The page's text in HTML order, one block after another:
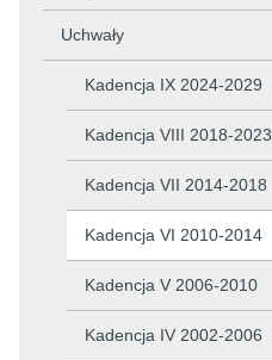
Uchwały
Kadencja IX 2024-2029
Kadencja VIII 2018-2023
Kadencja VII 2014-2018
Kadencja VI 2010-2014
Kadencja V 2006-2010
Kadencja IV 2002-2006